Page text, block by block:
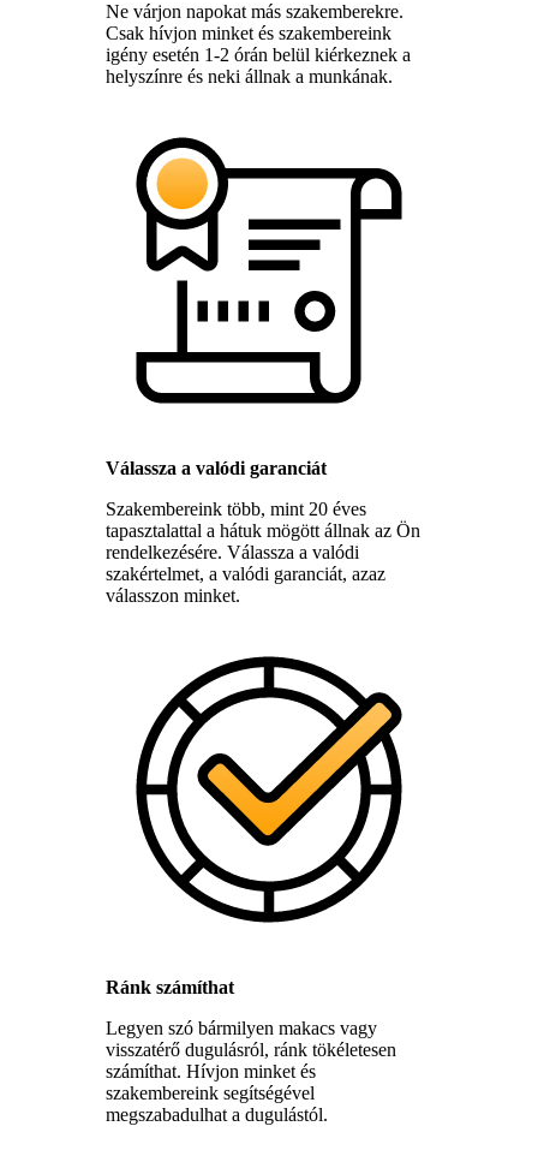
Ne várjon napokat más szakemberekre.
Csak hívjon minket és szakembereink
igény esetén 1-2 órán belül kiérkeznek a
helyszínre és neki állnak a munkának.
Válassza a valódi garanciát
Szakembereink több, mint 20 éves
tapasztalattal a hátuk mögött állnak az Ön
rendelkezésére. Válassza a valódi
szakértelmet, a valódi garanciát, azaz
válasszon minket.
Ránk számíthat
Legyen szó bármilyen makacs vagy
visszatérő dugulásról, ránk tökéletesen
számíthat. Hívjon minket és
szakembereink segítségével
megszabadulhat a dugulástól.